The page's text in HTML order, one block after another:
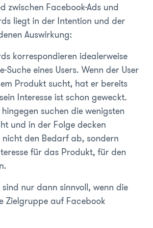
zwischen Facebook-Ads und
liegt in der Intention und der
Auswirkung:
korrespondieren idealerweise
Suche eines Users. Wenn der User
Produkt sucht, hat er bereits
Interesse ist schon geweckt.
suchen die wenigsten
und in der Folge decken
nicht den Bedarf ab, sondern
für das Produkt, für den
sind nur dann sinnvoll, wenn die
Zielgruppe auf Facebook